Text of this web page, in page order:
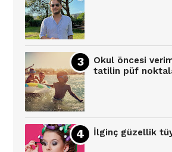
Okul öncesi
tatilin püf
İlginç güzellik